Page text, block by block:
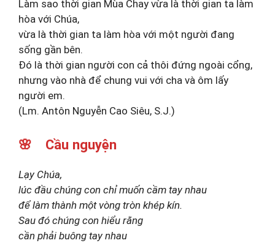
Làm sao thời gian Mùa Chay vừa là thời gian ta làm
hòa với Chúa,
vừa là thời gian ta làm hòa với một người đang
sống gần bên.
Đó là thời gian người con cả thôi đứng ngoài cổng,
nhưng vào nhà để chung vui với cha và ôm lấy
người em.
(Lm. Antôn Nguyễn Cao Siêu, S.J.)
🌸 Cầu nguyện
Lạy Chúa,
lúc đầu chúng con chỉ muốn cầm tay nhau
để làm thành một vòng tròn khép kín.
Sau đó chúng con hiểu rằng
cần phải buông tay nhau